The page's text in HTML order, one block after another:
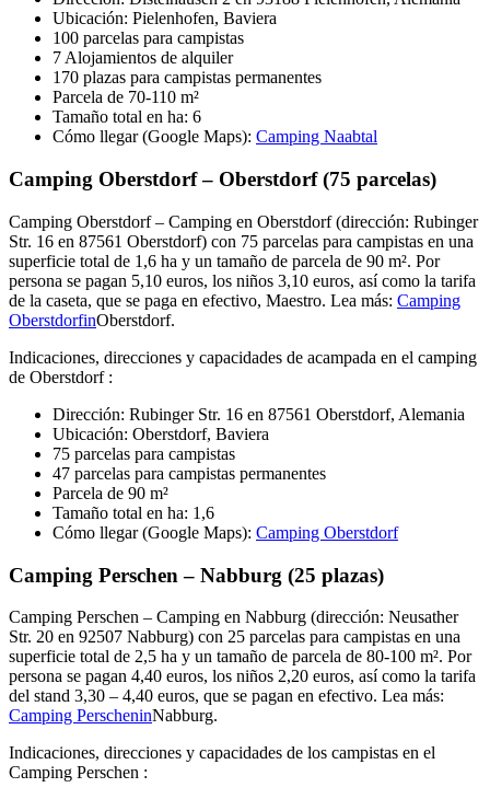
Ubicación: Pielenhofen, Baviera
100 parcelas para campistas
7 Alojamientos de alquiler
170 plazas para campistas permanentes
Parcela de 70-110 m²
Tamaño total en ha: 6
Cómo llegar (Google Maps): Camping Naabtal
Camping Oberstdorf – Oberstdorf (75 parcelas)
Camping Oberstdorf – Camping en Oberstdorf (dirección: Rubinger
Str. 16 en 87561 Oberstdorf) con 75 parcelas para campistas en una
superficie total de 1,6 ha y un tamaño de parcela de 90 m². Por
persona se pagan 5,10 euros, los niños 3,10 euros, así como la tarifa
de la caseta, que se paga en efectivo, Maestro. Lea más: Camping
OberstdorfinOberstdorf.
Indicaciones, direcciones y capacidades de acampada en el camping
de Oberstdorf :
Dirección: Rubinger Str. 16 en 87561 Oberstdorf, Alemania
Ubicación: Oberstdorf, Baviera
75 parcelas para campistas
47 parcelas para campistas permanentes
Parcela de 90 m²
Tamaño total en ha: 1,6
Cómo llegar (Google Maps): Camping Oberstdorf
Camping Perschen – Nabburg (25 plazas)
Camping Perschen – Camping en Nabburg (dirección: Neusather
Str. 20 en 92507 Nabburg) con 25 parcelas para campistas en una
superficie total de 2,5 ha y un tamaño de parcela de 80-100 m². Por
persona se pagan 4,40 euros, los niños 2,20 euros, así como la tarifa
del stand 3,30 – 4,40 euros, que se pagan en efectivo. Lea más:
Camping PerscheninNabburg.
Indicaciones, direcciones y capacidades de los campistas en el
Camping Perschen :